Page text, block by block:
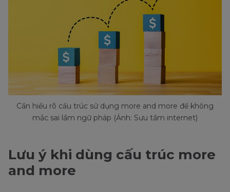
Cần hiểu rõ cấu trúc sử dụng more and more để không
mắc sai lầm ngữ pháp (Ảnh: Sưu tầm internet)
Lưu ý khi dùng cấu trúc more
and more